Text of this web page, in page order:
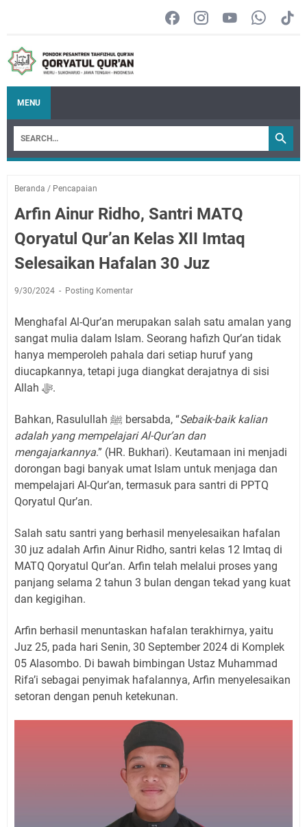
MENU
Beranda / Pencapaian
Arfin Ainur Ridho, Santri MATQ
Qoryatul Qur’an Kelas XII Imtaq
Selesaikan Hafalan 30 Juz
9/30/2024 Posting Komentar
Menghafal Al-Qur’an merupakan salah satu amalan yang
sangat mulia dalam Islam. Seorang hafizh Qur’an tidak
hanya memperoleh pahala dari setiap huruf yang
diucapkannya, tetapi juga diangkat derajatnya di sisi
Allah ﷻ.
Bahkan, Rasulullah ﷺ bersabda, “Sebaik-baik kalian
adalah yang mempelajari Al-Qur’an dan
mengajarkannya.” (HR. Bukhari). Keutamaan ini menjadi
dorongan bagi banyak umat Islam untuk menjaga dan
mempelajari Al-Qur’an, termasuk para santri di PPTQ
Qoryatul Qur’an.
Salah satu santri yang berhasil menyelesaikan hafalan
30 juz adalah Arfin Ainur Ridho, santri kelas 12 Imtaq di
MATQ Qoryatul Qur’an. Arfin telah melalui proses yang
panjang selama 2 tahun 3 bulan dengan tekad yang kuat
dan kegigihan.
Arfin berhasil menuntaskan hafalan terakhirnya, yaitu
Juz 25, pada hari Senin, 30 September 2024 di Komplek
05 Alasombo. Di bawah bimbingan Ustaz Muhammad
Rifa’i sebagai penyimak hafalannya, Arfin menyelesaikan
setoran dengan penuh ketekunan.